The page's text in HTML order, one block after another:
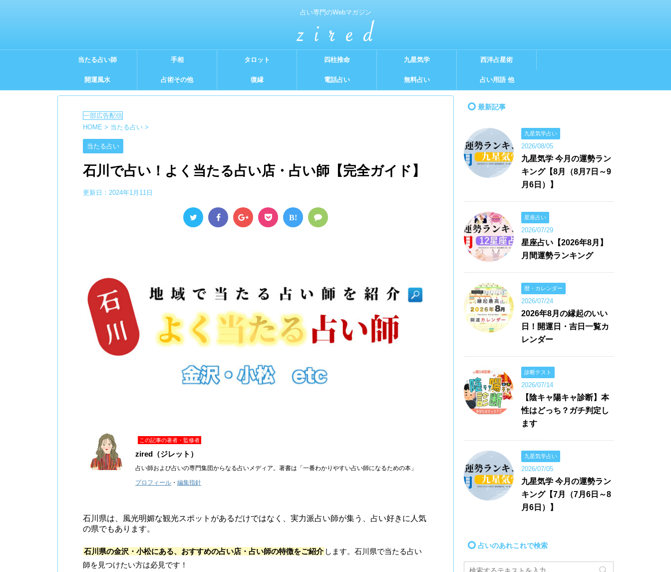
占い専門のWebマガジン
当たる占い師 手相 タロット 四柱推命 九星気学 西洋占星術
開運風水 占術その他 復縁 電話占い 無料占い 占い用語 他
HOME > 当たる占い >
当たる占い
石川で占い！よく当たる占い店・占い師【完全ガイド】
更新日： 2024年1月11日
B!
この記事の著者・監修者
zired（ジレット）
占い師および占いの専門集団からなる占いメディア。著書は「一番わかりやすい占い師になるための本」
プロフィール ・ 編集指針
石川県は、風光明媚な観光スポットがあるだけではなく、実力派占い師が集う、占い好きに人気
の県でもあります。
石川県の金沢・小松にある、おすすめの占い店・占い師の特徴をご紹介 します。石川県で当たる占い
師を見つけたい方は必見です！
最新記事
九星気学占い
2026/08/05
九星気学 今月の運勢ラン
キング【8月（8月7日～9
月6日）】
星座占い
2026/07/29
星座占い【2026年8月】
月間運勢ランキング
暦・カレンダー
2026/07/24
2026年8月の縁起のいい
日！開運日・吉日一覧カ
レンダー
診断テスト
2026/07/14
【陰キャ陽キャ診断】本
性はどっち？ガチ判定し
ます
九星気学占い
2026/07/05
九星気学 今月の運勢ラン
キング【7月（7月6日～8
月6日）】
占いのあれこれで検索